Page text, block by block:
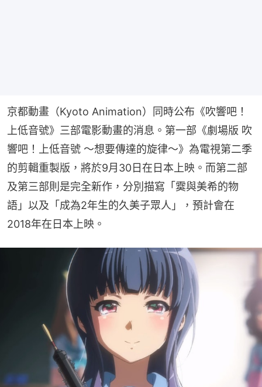
京都動畫（Kyoto Animation）同時公布《吹響吧！
上低音號》三部電影動畫的消息。第一部《劇場版 吹
響吧！上低音號 ～想要傳達的旋律～》為電視第二季
的剪輯重製版，將於9月30日在日本上映。而第二部
及第三部則是完全新作，分別描寫「霙與美希的物
語」以及「成為2年生的久美子眾人」，預計會在
2018年在日本上映。